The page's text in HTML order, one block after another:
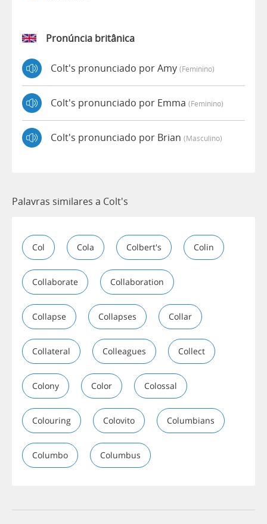
Pronúncia britânica
Colt's pronunciado por Amy (feminino)
Colt's pronunciado por Emma (feminino)
Colt's pronunciado por Brian (masculino)
Palavras similares a Colt's
Col Cola Colbert's Colin
Collaborate Collaboration
Collapse Collapses Collar
Collateral Colleagues Collect
Colony Color Colossal
Colouring Colovito Columbians
Columbo Columbus